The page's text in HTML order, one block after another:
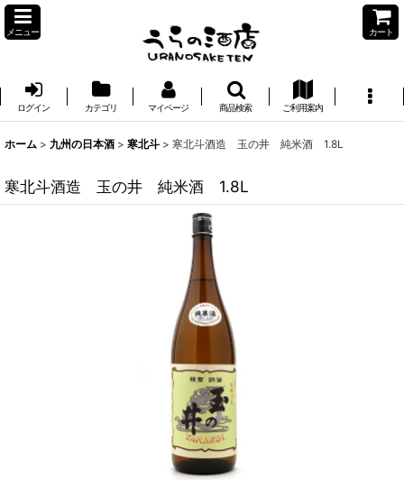
メニュー カート
ログイン カテゴリ マイページ 商品検索 ご利用案内
ホーム > 九州の日本酒 > 寒北斗 > 寒北斗酒造 玉の井 純米酒 1.8L
寒北斗酒造 玉の井 純米酒 1.8L